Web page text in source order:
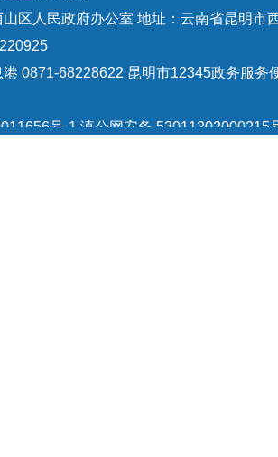
区人民政府办公室 地址：云南省昆明市
港 0871-68228622 昆明市12345政务服务
号-1 滇公网安备 53011202000215